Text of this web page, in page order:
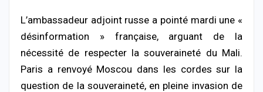
L’ambassadeur adjoint russe a pointé mardi une «
désinformation » française, arguant de la
nécessité de respecter la souveraineté du Mali.
Paris a renvoyé Moscou dans les cordes sur la
question de la souveraineté, en pleine invasion de